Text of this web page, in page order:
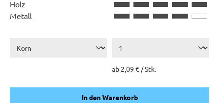
Holz
Metall
ab 2,09 € / Stk.
In den Warenkorb
In den Warenkorb